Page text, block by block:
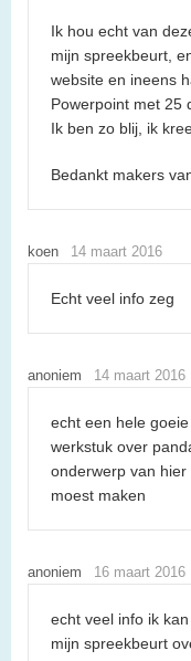
Ik hou echt van
mijn spreekbeurt,
website en ineens
Powerpoint met 25
Ik ben zo blij, ik
Bedankt makers
koen 14 maart 2016
Echt veel info zeg
anoniem 14 maart 2016
echt een hele
werkstuk over
onderwerp van
moest maken
anoniem 16 maart 2016
echt veel info ik
mijn spreekbeurt